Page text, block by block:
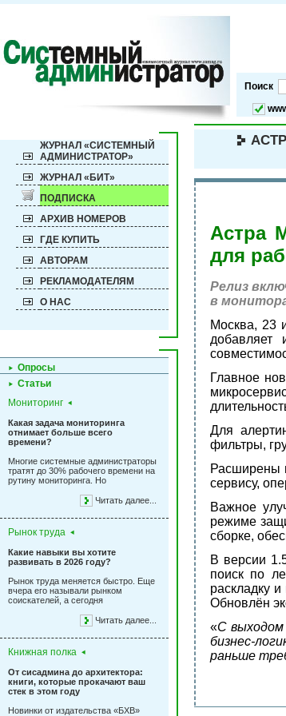
Поиск
ЖУРНАЛ «СИСТЕМНЫЙ
АДМИНИСТРАТОР»
ЖУРНАЛ «БИТ»
ПОДПИСКА
АРХИВ НОМЕРОВ
ГДЕ КУПИТЬ
АВТОРАМ
РЕКЛАМОДАТЕЛЯМ
О НАС
Опросы
Статьи
Мониторинг
Какая задача мониторинга
отнимает больше всего
времени?
Многие системные администраторы
тратят до 30% рабочего времени на
рутину мониторинга. Но
Читать далее...
Рынок труда
Какие навыки вы хотите
развивать в 2026 году?
Рынок труда меняется быстро. Еще
вчера его называли рынком
соискателей, а сегодня
Читать далее...
Книжная полка
От сисадмина до архитектора:
книги, которые прокачают ваш
стек в этом году
Новинки от издательства «БХВ»
Астра
для
Релиз
в
Москва, 23
добавляет
Главное
Для
фильтры,
Расширены
сервису,
Важное
режиме
сборке,
В версии
поиск по
раскладку
Обновлён
«С
бизнес-
раньше